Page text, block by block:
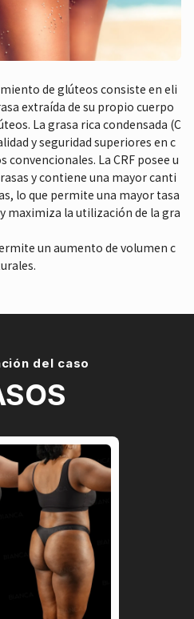
de glúteos consiste en eli
extraída de su propio cuerpo
La grasa rica condensada (C
y seguridad superiores en c
La CRF posee u
y contiene una mayor canti
lo que permite una mayor tasa
maximiza la utilización de la gra
un aumento de volumen c
del caso